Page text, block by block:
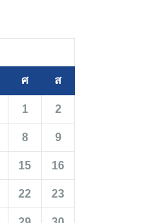
ศ ส
1 2
8 9
15 16
22 23